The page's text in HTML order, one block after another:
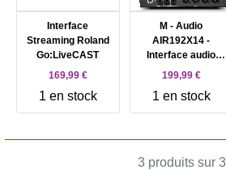
Interface
Streaming Roland
Go:LiveCAST
169,99 €
1 en stock
M - Audio
AIR192X14 -
Interface audio
USB MIDI - 8
199,99 €
1 en stock
3 produits sur 3